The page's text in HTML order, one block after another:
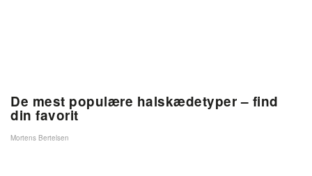
De mest populære halskædetyper – find
din favorit
Mortens Bertelsen